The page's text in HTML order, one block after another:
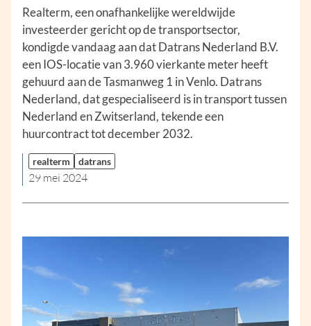
Realterm, een onafhankelijke wereldwijde
investeerder gericht op de transportsector,
kondigde vandaag aan dat Datrans Nederland B.V.
een IOS-locatie van 3.960 vierkante meter heeft
gehuurd aan de Tasmanweg 1 in Venlo. Datrans
Nederland, dat gespecialiseerd is in transport tussen
Nederland en Zwitserland, tekende een
huurcontract tot december 2032.
realterm datrans
29 mei 2024